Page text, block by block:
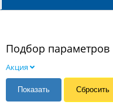
Подбор параметров
Акция